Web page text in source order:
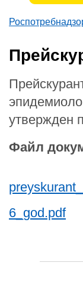
утвержден
Файл
6_god.pdf